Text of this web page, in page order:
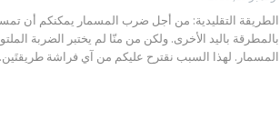
الطريقة التقليدية: من أجل ضرب المسمار يمكنكم أن
بالمطرقة باليد الأخرى. ولكن من منّا لم يختبر الضربة
المسمار. لهذا السبب نقترح عليكم من آي فراشة